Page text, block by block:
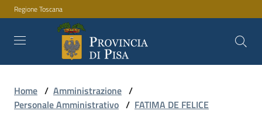
Vai al contenuto
Vai alla navigazione
Vai al footer
Regione Toscana
Amministrazione
Home / Amministrazione /
Personale Amministrativo / FATIMA DE FELICE